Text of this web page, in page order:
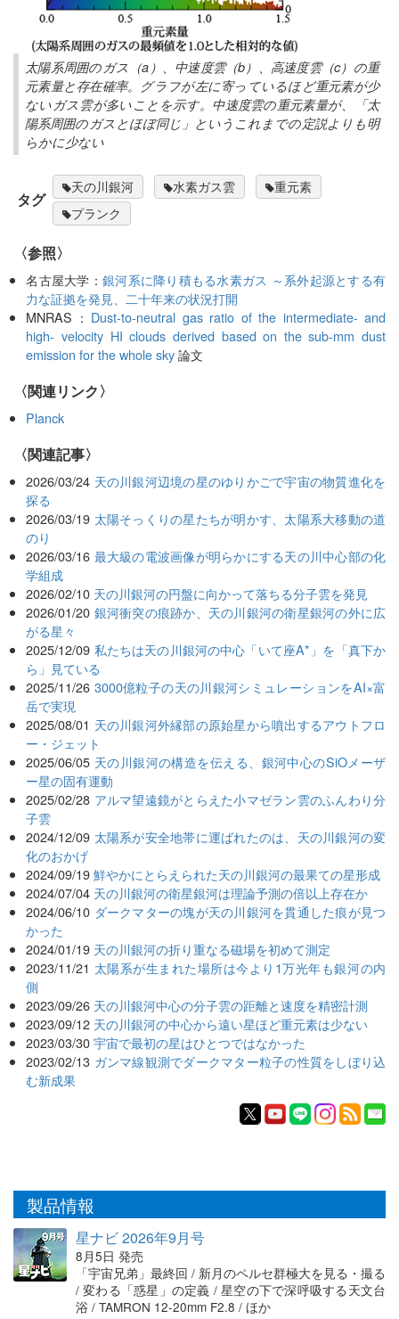
太陽系周囲のガス（a）、中速度雲（b）、高速度雲（c）の重
元素量と存在確率。グラフが左に寄っているほど重元素が少
ないガス雲が多いことを示す。中速度雲の重元素量が、「太
陽系周囲のガスとほぼ同じ」というこれまでの定説よりも明
らかに少ない
タグ
天の川銀河 水素ガス雲
重元素
プランク
〈参照〉
名古屋大学：銀河系に降り積もる水素ガス ～系外起源とする有
力な証拠を発見、二十年来の状況打開
MNRAS： Dust-to-neutral gas ratio of the intermediate- and
high- velocity HI clouds derived based on the sub-mm dust
emission for the whole sky論文
〈関連リンク〉
Planck
関連記事
2026/03/24 天の川銀河辺境の星のゆりかごで宇宙の物質進化を
探る
2026/03/19 太陽そっくりの星たちが明かす、太陽系大移動の道
のり
2026/03/16 最大級の電波画像が明らかにする天の川中心部の化
学組成
2026/02/10 天の川銀河の円盤に向かって落ちる分子雲を発見
2026/01/20 銀河衝突の痕跡か、天の川銀河の衛星銀河の外に広
がる星々
2025/12/09 私たちは天の川銀河の中心「いて座A*」を「真下か
ら」見ている
2025/11/26 3000億粒子の天の川銀河シミュレーションをAI×富
岳で実現
2025/08/01 天の川銀河外縁部の原始星から噴出するアウトフロ
ー・ジェット
2025/06/05 天の川銀河の構造を伝える、銀河中心のSiOメーザ
ー星の固有運動
2025/02/28 アルマ望遠鏡がとらえた小マゼラン雲のふんわり分
子雲
2024/12/09 太陽系が安全地帯に運ばれたのは、天の川銀河の変
化のおかげ
2024/09/19 鮮やかにとらえられた天の川銀河の最果ての星形成
2024/07/04 天の川銀河の衛星銀河は理論予測の倍以上存在か
2024/06/10 ダークマターの塊が天の川銀河を貫通した痕が見つ
かった
2024/01/19 天の川銀河の折り重なる磁場を初めて測定
2023/11/21 太陽系が生まれた場所は今より1万光年も銀河の内
側
2023/09/26 天の川銀河中心の分子雲の距離と速度を精密計測
2023/09/12 天の川銀河の中心から遠い星ほど重元素は少ない
2023/03/30 宇宙で最初の星はひとつではなかった
2023/02/13 ガンマ線観測でダークマター粒子の性質をしぼり込
む新成果
製品情報
星ナビ 2026年9月号
8月5日 発売
「宇宙兄弟」最終回 / 新月のペルセ群極大を見る・撮る
/ 変わる「惑星」の定義 / 星空の下で深呼吸する天文台
浴 / TAMRON 12-20mm F2.8 / ほか